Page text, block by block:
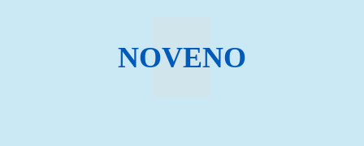
NOVENO